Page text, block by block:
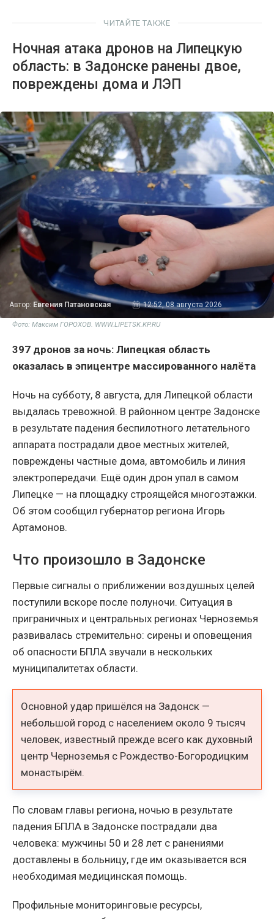
ЧИТАЙТЕ ТАКЖЕ
Ночная атака дронов на Липецкую
область: в Задонске ранены двое,
повреждены дома и ЛЭП
Автор: Евгения Патановская 12:52, 08 августа 2026
Фото: Максим ГОРОХОВ. WWW.LIPETSK.KP.RU
397 дронов за ночь: Липецкая область
оказалась в эпицентре массированного налёта
Ночь на субботу, 8 августа, для Липецкой области
выдалась тревожной. В районном центре Задонске
в результате падения беспилотного летательного
аппарата пострадали двое местных жителей,
повреждены частные дома, автомобиль и линия
электропередачи. Ещё один дрон упал в самом
Липецке — на площадку строящейся многоэтажки.
Об этом сообщил губернатор региона Игорь
Артамонов.
Что произошло в Задонске
Первые сигналы о приближении воздушных целей
поступили вскоре после полуночи. Ситуация в
приграничных и центральных регионах Черноземья
развивалась стремительно: сирены и оповещения
об опасности БПЛА звучали в нескольких
муниципалитетах области.
Основной удар пришёлся на Задонск —
небольшой город с населением около 9 тысяч
человек, известный прежде всего как духовный
центр Черноземья с Рождество-Богородицким
монастырём.
По словам главы региона, ночью в результате
падения БПЛА в Задонске пострадали два
человека: мужчины 50 и 28 лет с ранениями
доставлены в больницу, где им оказывается вся
необходимая медицинская помощь.
Профильные мониторинговые ресурсы,